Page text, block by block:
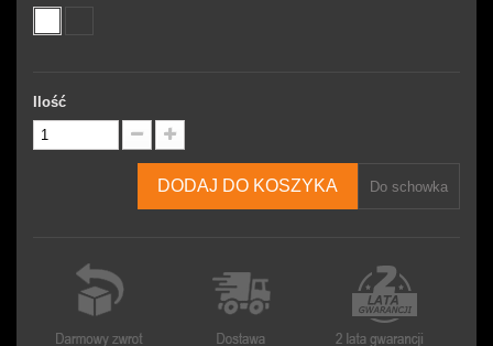
Ilość
DODAJ DO KOSZYKA Do schowka